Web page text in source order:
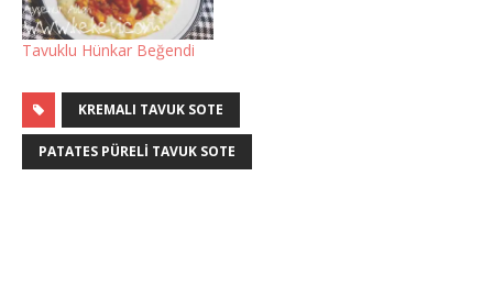
Tavuklu Hünkar Beğendi
KREMALI TAVUK SOTE
PATATES PÜRELI TAVUK SOTE